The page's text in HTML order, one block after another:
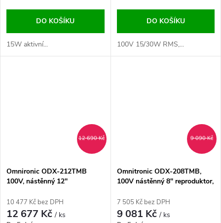
DO KOŠÍKU
15W aktivní...
DO KOŠÍKU
100V 15/30W RMS,...
12 690 Kč
Omnironic ODX-212TMB
100V, nástěnný 12"
10 477 Kč bez DPH
12 677 Kč/ ks
9 090 Kč
Omnitronic ODX-208TMB,
100V nástěnný 8" reproduktor,
7 505 Kč bez DPH
9 081 Kč/ ks